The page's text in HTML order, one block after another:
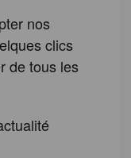
nos
clics
de tous les